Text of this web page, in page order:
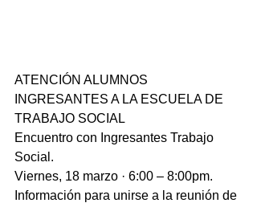
ATENCIÓN ALUMNOS
INGRESANTES A LA ESCUELA DE
TRABAJO SOCIAL
Encuentro con Ingresantes Trabajo
Social.
Viernes, 18 marzo · 6:00 – 8:00pm.
Información para unirse a la reunión de